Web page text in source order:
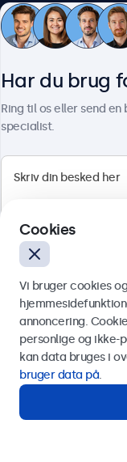
Herstedøstervej
Dansk
Har du brug
Ring til os eller send
specialist.
Eller
Kontakt vores
Cookies
Vi bruger cookies
annoncering.
personlige og ikke-
kan data bruges i
bruger data på.